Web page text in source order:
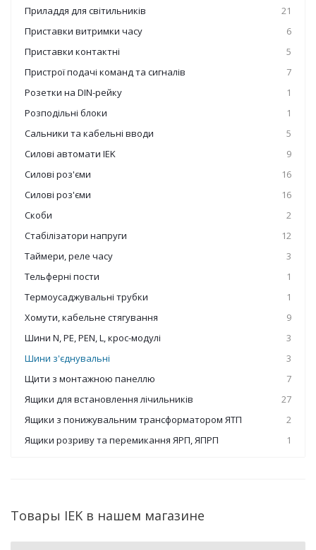
Приладдя для світильників
21
Приставки витримки часу
6
Приставки контактні
5
Пристрої подачі команд та сигналів
7
Розетки на DIN-рейку
1
Розподільні блоки
1
Сальники та кабельні вводи
5
Силові автомати IEK
9
Силові роз'єми
16
Силові роз'єми
16
Скоби
2
Стабілізатори напруги
12
Таймери, реле часу
3
Тельферні пости
1
Термоусаджувальні трубки
1
Хомути, кабельне стягування
9
Шини N, PE, PEN, L, крос-модулі
3
Шини з'єднувальні
3
Щити з монтажною панеллю
7
Ящики для встановлення лічильників
27
Ящики з понижувальним трансформатором ЯТП
2
Ящики розриву та перемикання ЯРП, ЯПРП
1
Товары IEK в нашем магазине